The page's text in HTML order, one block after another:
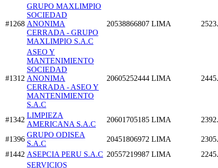
#1268
GRUPO MAXLIMPIO
SOCIEDAD
ANONIMA
CERRADA - GRUPO
MAXLIMPIO S.A.C
20538866807 LIMA
#1312
ASEO Y
MANTENIMIENTO
SOCIEDAD
ANONIMA
CERRADA - ASEO Y
MANTENIMIENTO
S.A.C
20605252444 LIMA
#1342
LIMPIEZA
AMERICANA S.A.C
20601705185 LIMA
#1396
GRUPO ODISEA
S.A.C
20451806972 LIMA
#1442 ASEPCIA PERU S.A.C 20557219987 LIMA
SERVICIOS